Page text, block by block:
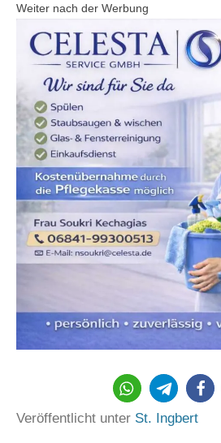
Weiter nach der Werbung
195
Veröffentlicht unter St. Ingbert